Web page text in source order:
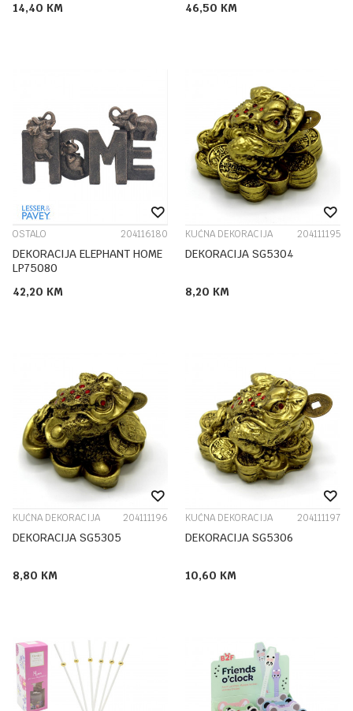
14,40 KM 46,50 KM
OSTALO 204116180
DEKORACIJA ELEPHANT HOME
LP75080
42,20 KM
KUĆNA DEKORACIJA 204111195
DEKORACIJA SG5304
8,20 KM
KUĆNA DEKORACIJA 204111196
DEKORACIJA SG5305
8,80 KM
KUĆNA DEKORACIJA 204111197
DEKORACIJA SG5306
10,60 KM